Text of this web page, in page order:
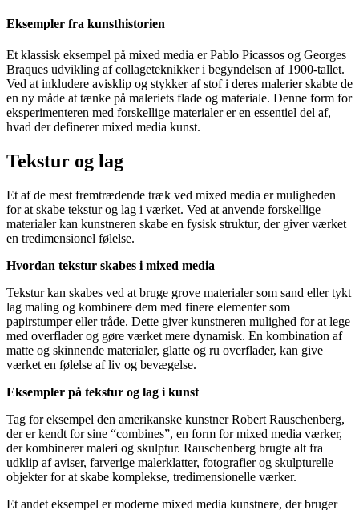
Eksempler fra kunsthistorien
Et klassisk eksempel på mixed media er Pablo Picassos og Georges
Braques udvikling af collageteknikker i begyndelsen af 1900-tallet.
Ved at inkludere avisklip og stykker af stof i deres malerier skabte de
en ny måde at tænke på maleriets flade og materiale. Denne form for
eksperimenteren med forskellige materialer er en essentiel del af,
hvad der definerer mixed media kunst.
Tekstur og lag
Et af de mest fremtrædende træk ved mixed media er muligheden
for at skabe tekstur og lag i værket. Ved at anvende forskellige
materialer kan kunstneren skabe en fysisk struktur, der giver værket
en tredimensionel følelse.
Hvordan tekstur skabes i mixed media
Tekstur kan skabes ved at bruge grove materialer som sand eller tykt
lag maling og kombinere dem med finere elementer som
papirstumper eller tråde. Dette giver kunstneren mulighed for at lege
med overflader og gøre værket mere dynamisk. En kombination af
matte og skinnende materialer, glatte og ru overflader, kan give
værket en følelse af liv og bevægelse.
Eksempler på tekstur og lag i kunst
Tag for eksempel den amerikanske kunstner Robert Rauschenberg,
der er kendt for sine “combines”, en form for mixed media værker,
der kombinerer maleri og skulptur. Rauschenberg brugte alt fra
udklip af aviser, farverige malerklatter, fotografier og skulpturelle
objekter for at skabe komplekse, tredimensionelle værker.
Et andet eksempel er moderne mixed media kunstnere, der bruger